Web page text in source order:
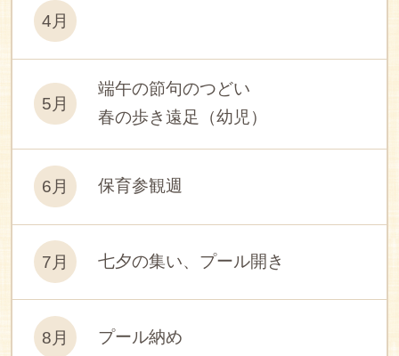
4月
5月
端午の節句のつどい
春の歩き遠足（幼児）
6月 保育参観週
7月 七夕の集い、プール開き
8月 プール納め